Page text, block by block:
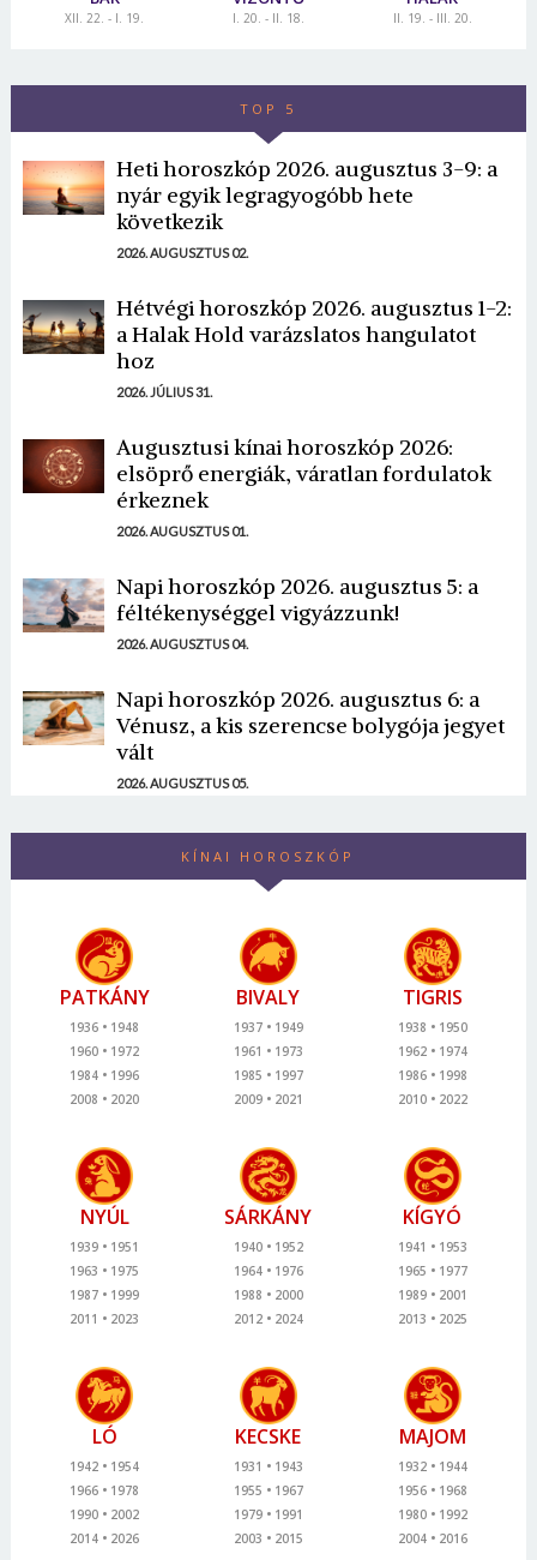
XII. 22. - I. 19. I. 20. - II. 18. II. 19. - III. 20.
TOP 5
Heti horoszkóp 2026. augusztus 3-9: a
nyár egyik legragyogóbb hete
következik
2026. AUGUSZTUS 02.
Hétvégi horoszkóp 2026. augusztus 1-2:
a Halak Hold varázslatos hangulatot
hoz
2026. JÚLIUS 31.
Augusztusi kínai horoszkóp 2026:
elsöprő energiák, váratlan fordulatok
érkeznek
2026. AUGUSZTUS 01.
Napi horoszkóp 2026. augusztus 5: a
féltékenységgel vigyázzunk!
2026. AUGUSZTUS 04.
Napi horoszkóp 2026. augusztus 6: a
Vénusz, a kis szerencse bolygója jegyet
vált
2026. AUGUSZTUS 05.
KÍNAI HOROSZKÓP
PATKÁNY
1936
1948
1960
1972
1984
1996
2008
2020
BIVALY
1937
1949
1961
1973
1985
1997
2009
2021
TIGRIS
1938
1950
1962
1974
1986
1998
2010
2022
NYÚL
1939
1951
1963
1975
1987
1999
2011
2023
SÁRKÁNY
1940
1952
1964
1976
1988
2000
2012
2024
KÍGYÓ
1941
1953
1965
1977
1989
2001
2013
2025
LÓ
1942
1954
1966
1978
1990
2002
2014
2026
KECSKE
1931
1943
1955
1967
1979
1991
2003
2015
MAJOM
1932
1944
1956
1968
1980
1992
2004
2016